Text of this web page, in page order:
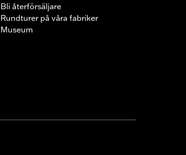
Bli återförsäljare
Rundturer på våra fabriker
Museum